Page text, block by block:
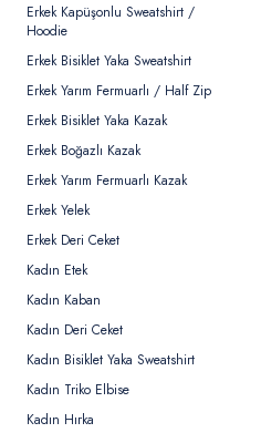
Erkek Kapüşonlu Sweatshirt /
Hoodie
Erkek Bisiklet Yaka Sweatshirt
Erkek Yarım Fermuarlı / Half Zip
Erkek Bisiklet Yaka Kazak
Erkek Boğazlı Kazak
Erkek Yarım Fermuarlı Kazak
Erkek Yelek
Erkek Deri Ceket
Kadın Etek
Kadın Kaban
Kadın Deri Ceket
Kadın Bisiklet Yaka Sweatshirt
Kadın Triko Elbise
Kadın Hırka